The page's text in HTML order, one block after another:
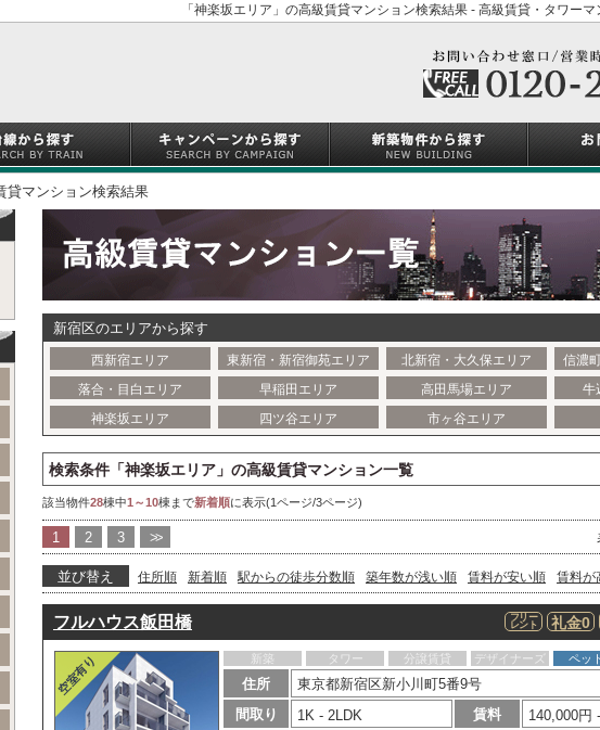
「神楽坂エリア」の高級賃貸マンション検索結果 - 高級賃貸・タワー
貸マンション検索結果
新宿区のエリアから探す
西新宿エリア 東新宿・新宿御苑エリア 北新宿・大久保エリア
信濃
落合・目白エリア
早稲田エリア 高田馬場エリア
牛
神楽坂エリア
四ツ谷エリア 市ヶ谷エリア
検索条件「神楽坂エリア」の高級賃貸マンション一覧
該当物件28棟中1～10棟まで新着順に表示(1ページ/3ページ)
1 2 3 >>
並び替え 住所順 新着順 駅からの徒歩分数順 築年数が浅い順 賃料が安い順 賃料が
フルハウス飯田橋 礼金0
フリー
レント
新築 タワー 分譲賃貸 デザイナーズ ペッ
住所
東京都新宿区新小川町5番9号
間取り
1K - 2LDK 賃料
140,000円